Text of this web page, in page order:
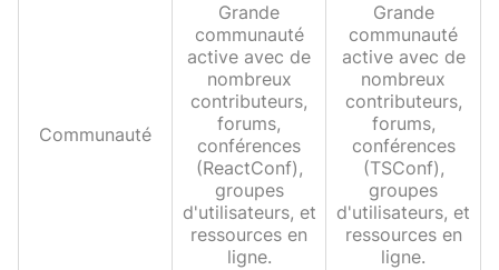
Communauté
Grande
communauté
active avec de
nombreux
contributeurs,
forums,
conférences
(ReactConf),
groupes
d'utilisateurs, et
ressources en
ligne.
Grande
communauté
active avec de
nombreux
contributeurs,
forums,
conférences
(TSConf),
groupes
d'utilisateurs, et
ressources en
ligne.